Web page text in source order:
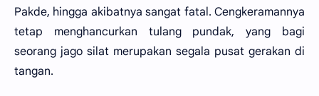
Pakde, hingga akibatnya sangat fatal. Cengkeramannya
tetap menghancurkan tulang pundak, yang bagi
seorang jago silat merupakan segala pusat gerakan di
tangan.